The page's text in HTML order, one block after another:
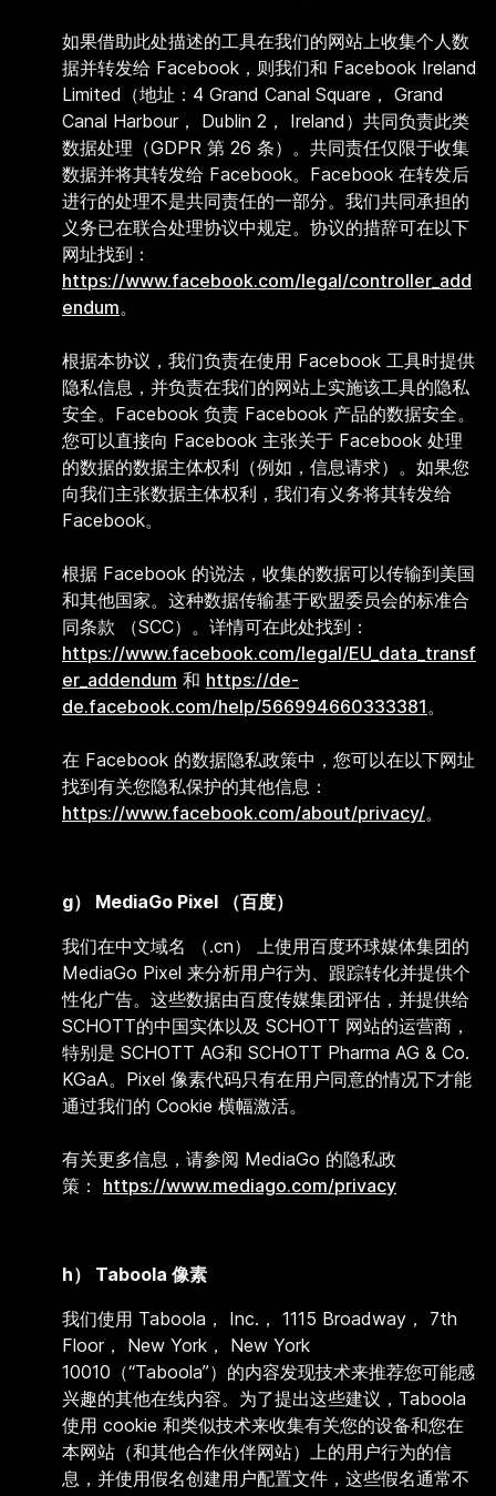
如果借助此处描述的工具在我们的网站上收集个人数
据并转发给 Facebook，则我们和 Facebook Ireland
Limited（地址：4 Grand Canal Square， Grand
Canal Harbour， Dublin 2， Ireland）共同负责此类
数据处理（GDPR 第 26 条）。共同责任仅限于收集
数据并将其转发给 Facebook。Facebook 在转发后
进行的处理不是共同责任的一部分。我们共同承担的
义务已在联合处理协议中规定。协议的措辞可在以下
网址找到：
https://www.facebook.com/legal/controller_add
endum。
根据本协议，我们负责在使用 Facebook 工具时提供
隐私信息，并负责在我们的网站上实施该工具的隐私
安全。Facebook 负责 Facebook 产品的数据安全。
您可以直接向 Facebook 主张关于 Facebook 处理
的数据的数据主体权利（例如，信息请求）。如果您
向我们主张数据主体权利，我们有义务将其转发给
Facebook。
根据 Facebook 的说法，收集的数据可以传输到美国
和其他国家。这种数据传输基于欧盟委员会的标准合
同条款 （SCC）。详情可在此处找到：
https://www.facebook.com/legal/EU_data_transf
er_addendum 和 https://de-
de.facebook.com/help/566994660333381。
在 Facebook 的数据隐私政策中，您可以在以下网址
找到有关您隐私保护的其他信息：
https://www.facebook.com/about/privacy/。
g） MediaGo Pixel （百度）
我们在中文域名 （.cn） 上使用百度环球媒体集团的
MediaGo Pixel 来分析用户行为、跟踪转化并提供个
性化广告。这些数据由百度传媒集团评估，并提供给
SCHOTT的中国实体以及 SCHOTT 网站的运营商，
特别是 SCHOTT AG和 SCHOTT Pharma AG & Co.
KGaA。Pixel 像素代码只有在用户同意的情况下才能
通过我们的 Cookie 横幅激活。
有关更多信息，请参阅 MediaGo 的隐私政
策： https://www.mediago.com/privacy
h） Taboola 像素
我们使用 Taboola， Inc.， 1115 Broadway， 7th
Floor， New York， New York
10010（“Taboola”）的内容发现技术来推荐您可能感
兴趣的其他在线内容。为了提出这些建议，Taboola
使用 cookie 和类似技术来收集有关您的设备和您在
本网站（和其他合作伙伴网站）上的用户行为的信
息，并使用假名创建用户配置文件，这些假名通常不